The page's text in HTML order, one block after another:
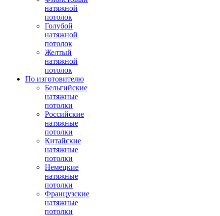
натяжной
потолок
Голубой
натяжной
потолок
Желтый
натяжной
потолок
По изготовителю
Бельгийские
натяжные
потолки
Российские
натяжные
потолки
Китайские
натяжные
потолки
Немецкие
натяжные
потолки
Французские
натяжные
потолки